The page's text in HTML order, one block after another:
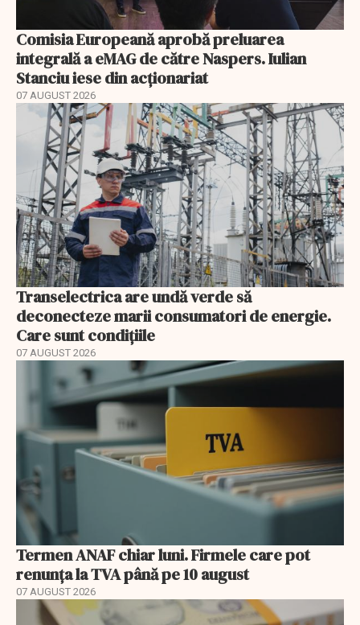
Comisia Europeană aprobă preluarea
integrală a eMAG de către Naspers. Iulian
Stanciu iese din acționariat
07 AUGUST 2026
Transelectrica are undă verde să
deconecteze marii consumatori de energie.
Care sunt condițiile
07 AUGUST 2026
Termen ANAF chiar luni. Firmele care pot
renunța la TVA până pe 10 august
07 AUGUST 2026